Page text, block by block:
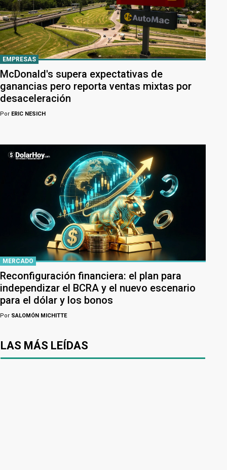
EMPRESAS
McDonald's supera expectativas de
ganancias pero reporta ventas mixtas por
desaceleración
Por ERIC NESICH
MERCADO
Reconfiguración financiera: el plan para
independizar el BCRA y el nuevo escenario
para el dólar y los bonos
Por SALOMÓN MICHITTE
LAS MÁS LEÍDAS